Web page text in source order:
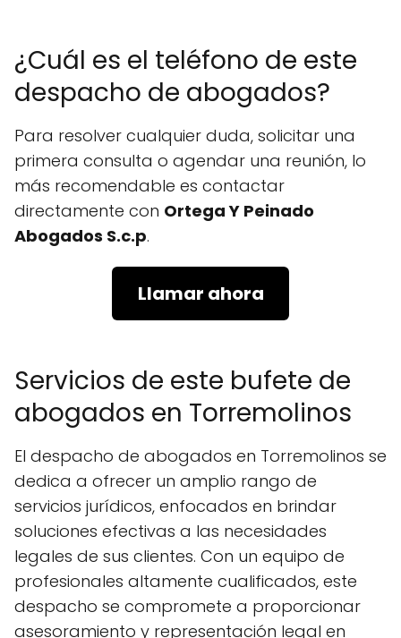
¿Cuál es el teléfono de este
despacho de abogados?
Para resolver cualquier duda, solicitar una
primera consulta o agendar una reunión, lo
más recomendable es contactar
directamente con Ortega Y Peinado
Abogados S.c.p.
Llamar ahora
Servicios de este bufete de
abogados en Torremolinos
El despacho de abogados en Torremolinos se
dedica a ofrecer un amplio rango de
servicios jurídicos, enfocados en brindar
soluciones efectivas a las necesidades
legales de sus clientes. Con un equipo de
profesionales altamente cualificados, este
despacho se compromete a proporcionar
asesoramiento y representación legal en